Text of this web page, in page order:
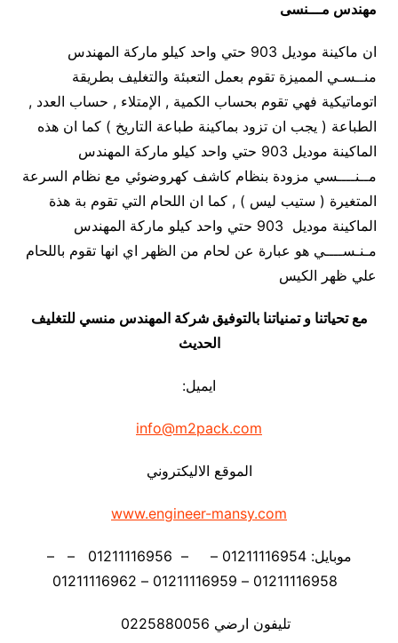
مهندس مـــنسى
ان ماكينة موديل 903 حتي واحد كيلو ماركة المهندس
منــسـي المميزة تقوم بعمل التعبئة والتغليف بطريقة
اتوماتيكية فهي تقوم بحساب الكمية , الإمتلاء , حساب العدد ,
الطباعة ( يجب ان تزود بماكينة طباعة التاريخ ) كما ان هذه
الماكينة موديل 903 حتي واحد كيلو ماركة المهندس
مــنــــسي مزودة بنظام كاشف كهروضوئي مع نظام السرعة
المتغيرة ( ستيب ليس ) , كما ان اللحام التي تقوم بة هذة
الماكينة موديل 903 حتي واحد كيلو ماركة المهندس
مـنـســــي هو عبارة عن لحام من الظهر اي انها تقوم باللحام
علي ظهر الكيس
مع تحياتنا و تمنياتنا بالتوفيق شركة المهندس منسي للتغليف
الحديث
ايميل:
info@m2pack.com
الموقع الاليكتروني
www.engineer-mansy.com
موبايل: 01211116954 – – 01211116956 – –
تليفون ارضي 0225880056